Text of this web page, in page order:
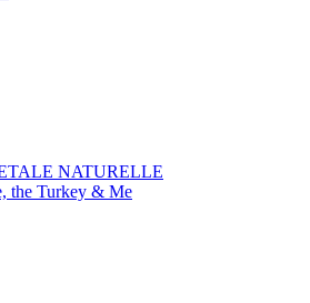
NATURELLE
the Turkey & Me